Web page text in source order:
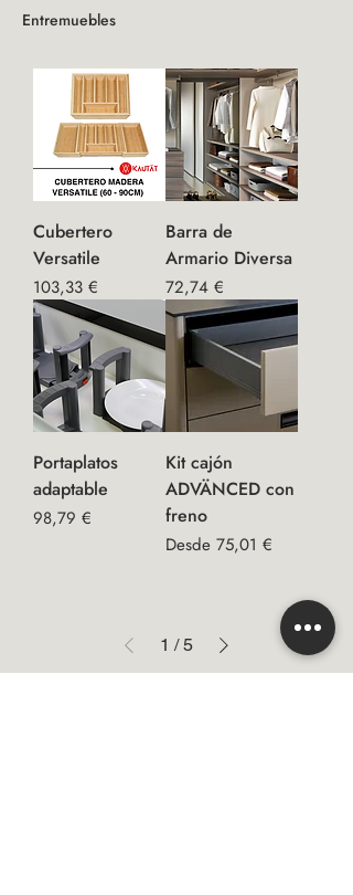
Entremuebles
Cubertero
Versatile
Precio
103,33 €
Barra de
Armario Diversa
Precio
72,74 €
Portaplatos
adaptable
Precio
98,79 €
Kit cajón
ADVÄNCED con
freno
Desde 75,01 €
Precio de oferta
1 / 5